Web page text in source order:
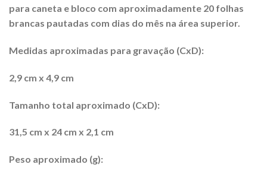
para caneta e bloco com aproximadamente 20 folhas
brancas pautadas com dias do mês na área superior.
Medidas aproximadas para gravação (CxD):
2,9 cm x 4,9 cm
Tamanho total aproximado (CxD):
31,5 cm x 24 cm x 2,1 cm
Peso aproximado (g):